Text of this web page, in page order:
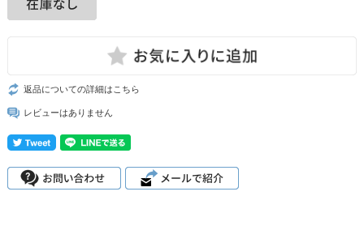
返品についての詳細はこちら
レビューはありません